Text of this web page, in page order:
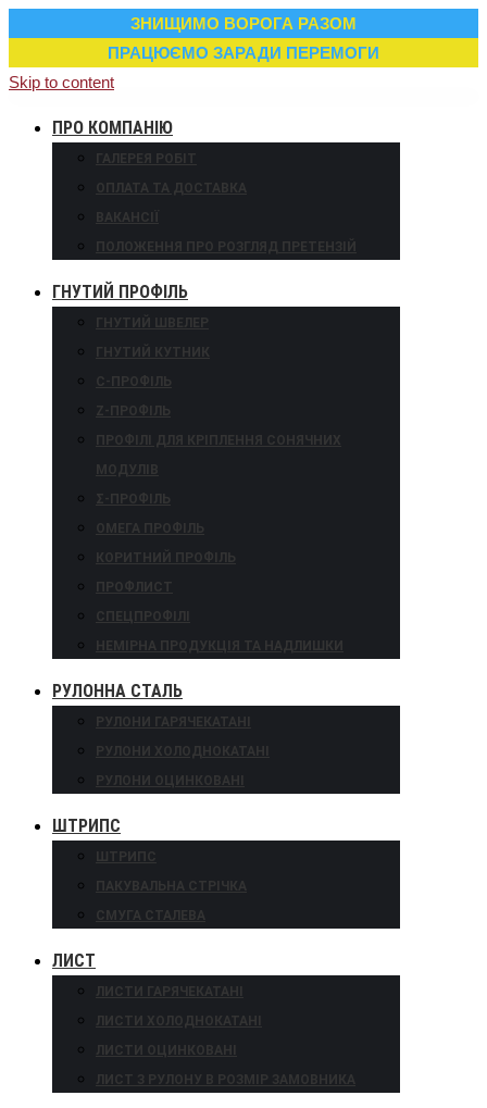
ЗНИЩИМО ВОРОГА РАЗОМ
ПРАЦЮЄМО ЗАРАДИ ПЕРЕМОГИ
Skip to content
ПРО КОМПАНІЮ
ГАЛЕРЕЯ РОБІТ
ОПЛАТА ТА ДОСТАВКА
ВАКАНСІЇ
ПОЛОЖЕННЯ ПРО РОЗГЛЯД ПРЕТЕНЗІЙ
ГНУТИЙ ПРОФІЛЬ
ГНУТИЙ ШВЕЛЕР
ГНУТИЙ КУТНИК
С-ПРОФІЛЬ
Z-ПРОФІЛЬ
ПРОФІЛІ ДЛЯ КРІПЛЕННЯ СОНЯЧНИХ
МОДУЛІВ
Σ-ПРОФІЛЬ
ОМЕГА ПРОФІЛЬ
КОРИТНИЙ ПРОФІЛЬ
ПРОФЛИСТ
СПЕЦПРОФІЛІ
НЕМІРНА ПРОДУКЦІЯ ТА НАДЛИШКИ
РУЛОННА СТАЛЬ
РУЛОНИ ГАРЯЧЕКАТАНІ
РУЛОНИ ХОЛОДНОКАТАНІ
РУЛОНИ ОЦИНКОВАНІ
ШТРИПС
ШТРИПС
ПАКУВАЛЬНА СТРІЧКА
СМУГА СТАЛЕВА
ЛИСТ
ЛИСТИ ГАРЯЧЕКАТАНІ
ЛИСТИ ХОЛОДНОКАТАНІ
ЛИСТИ ОЦИНКОВАНІ
ЛИСТ З РУЛОНУ В РОЗМІР ЗАМОВНИКА